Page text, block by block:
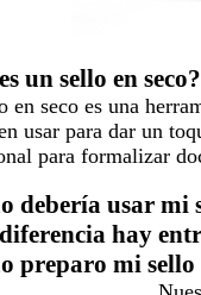
un sello en seco?
en seco es una
usar para dar un
para formalizar
debería usar mi
hay
preparo mi